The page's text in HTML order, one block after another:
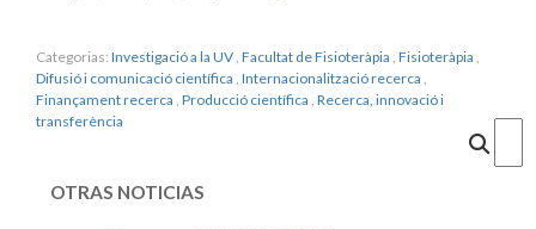
Categorias: Investigació a la UV, Facultat de Fisioteràpia , Fisioteràpia ,
Difusió i comunicació científica , Internacionalització recerca ,
Finançament recerca , Producció científica , Recerca, innovació i
transferència
OTRAS NOTICIAS